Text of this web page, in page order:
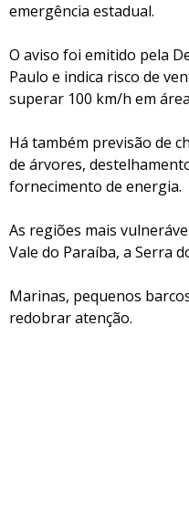
emergência estadual.
O aviso foi emitido pela
Paulo e indica risco de
superar 100 km/h em
Há também previsão de
de árvores,
fornecimento de energia.
As regiões mais
Vale do Paraíba, a Serra
Marinas, pequenos
redobrar atenção.